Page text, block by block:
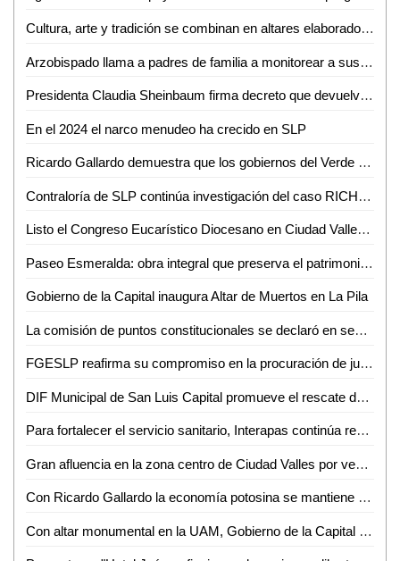
Cultura, arte y tradición se combinan en altares elaborados en la academia estatal de seguridad
Arzobispado llama a padres de familia a monitorear a sus hijos ante fiestas clandestinas
Presidenta Claudia Sheinbaum firma decreto que devuelve cfe y pemex al pueblo de México como empresas públicas del estado
En el 2024 el narco menudeo ha crecido en SLP
Ricardo Gallardo demuestra que los gobiernos del Verde dan resultados: Ignacio Segura
Contraloría de SLP continúa investigación del caso RICH; Gobierno mantiene apoyo a víctimas
Listo el Congreso Eucarístico Diocesano en Ciudad Valles para el 9 de noviembre
Paseo Esmeralda: obra integral que preserva el patrimonio y mejora la calidad de vida en SLP
Gobierno de la Capital inaugura Altar de Muertos en La Pila
La comisión de puntos constitucionales se declaró en sesión permanente: Dip. Carlos Arreola Mallol
FGESLP reafirma su compromiso en la procuración de justicia, mediante avances en investigaciones relacionadas a homicidios y feminicidios
DIF Municipal de San Luis Capital promueve el rescate de tradiciones mexicanas en los Clubes de Adultos Mayores
Para fortalecer el servicio sanitario, Interapas continúa renovando líneas de drenaje en la Zona Metropolitana
Gran afluencia en la zona centro de Ciudad Valles por ventas de Xantolo
Con Ricardo Gallardo la economía potosina se mantiene en constante ascenso
Con altar monumental en la UAM, Gobierno de la Capital fomenta tradiciones mexicanas